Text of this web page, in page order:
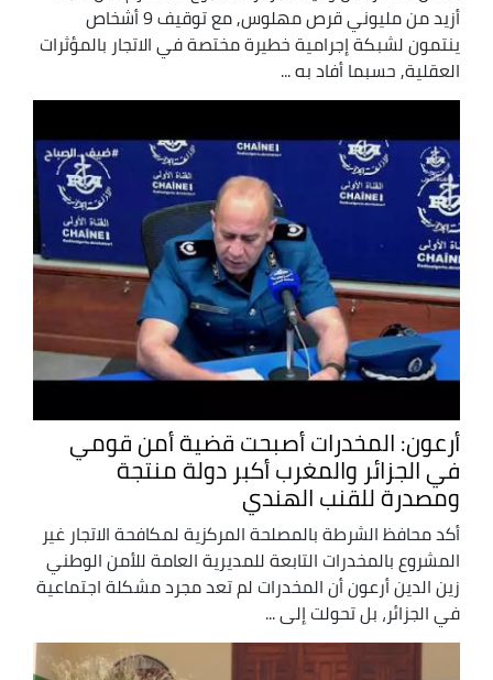
أزيد من مليوني قرص مهلوس, مع توقيف 9 أشخاص
ينتمون لشبكة إجرامية خطيرة مختصة في الاتجار بالمؤثرات
العقلية, حسبما أفاد به ...
أرعون: المخدرات أصبحت قضية أمن قومي
في الجزائر والمغرب أكبر دولة منتجة
ومصدرة للقنب الهندي
أكد محافظ الشرطة بالمصلحة المركزية لمكافحة الاتجار غير
المشروع بالمخدرات التابعة للمديرية العامة للأمن الوطني
زين الدين أرعون أن المخدرات لم تعد مجرد مشكلة اجتماعية
في الجزائر، بل تحولت إلى ...